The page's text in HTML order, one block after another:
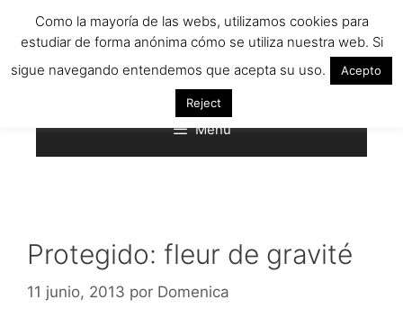
Menú
Protegido: fleur de gravité
11 junio, 2013 por Domenica
Como la mayoría de las webs, utilizamos cookies para
estudiar de forma anónima cómo se utiliza nuestra web. Si
sigue navegando entendemos que acepta su uso.
Acepto
Reject